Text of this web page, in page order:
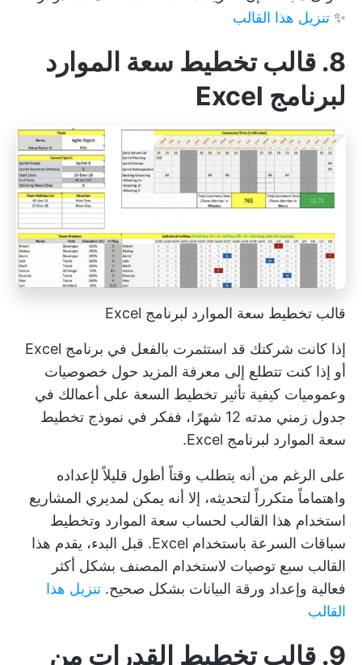
✨ تنزيل هذا القالب
8. قالب تخطيط سعة الموارد
لبرنامج Excel
قالب تخطيط سعة الموارد لبرنامج Excel
إذا كانت شركتك قد استثمرت بالفعل في برنامج Excel
أو إذا كنت تتطلع إلى معرفة المزيد حول خصوصيات
وعموميات كيفية تأثير تخطيط السعة على أعمالك في
جدول زمني مدته 12 شهرًا، ففكر في نموذج تخطيط
سعة الموارد لبرنامج Excel.
على الرغم من أنه يتطلب وقتاً أطول قليلاً لإعداده
واهتماماً متكرراً لتحديثه، إلا أنه يمكن لمديري المشاريع
استخدام هذا القالب لحساب سعة الموارد وتخطيط
سباقات السرعة باستخدام Excel. قبل البدء، يقدم هذا
القالب سبع توصيات لاستخدام المصنف بشكل أكثر
فعالية وإعداد ورقة البيانات بشكل صحيح. تنزيل هذا
القالب
9. قالب تخطيط القدرات من